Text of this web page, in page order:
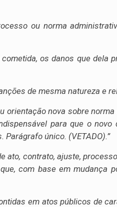
ou norma
os danos que dela
de mesma natureza e
nova sobre
para que o
único. (VETADO).”
ato, contrato, ajuste,
com base em mudança
em atos públicos de